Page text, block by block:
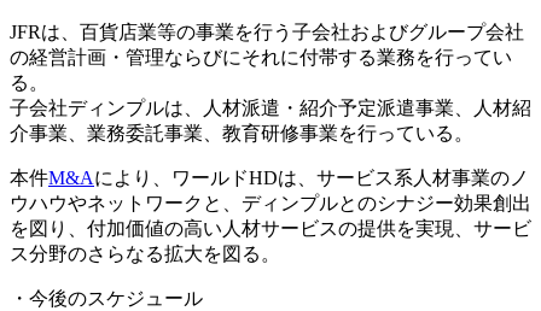
JFRは、百貨店業等の事業を行う子会社およびグループ会社
の経営計画・管理ならびにそれに付帯する業務を行ってい
る。
子会社ディンプルは、人材派遣・紹介予定派遣事業、人材紹
介事業、業務委託事業、教育研修事業を行っている。
本件M&Aにより、ワールドHDは、サービス系人材事業のノ
ウハウやネットワークと、ディンプルとのシナジー効果創出
を図り、付加価値の高い人材サービスの提供を実現、サービ
ス分野のさらなる拡大を図る。
・今後のスケジュール